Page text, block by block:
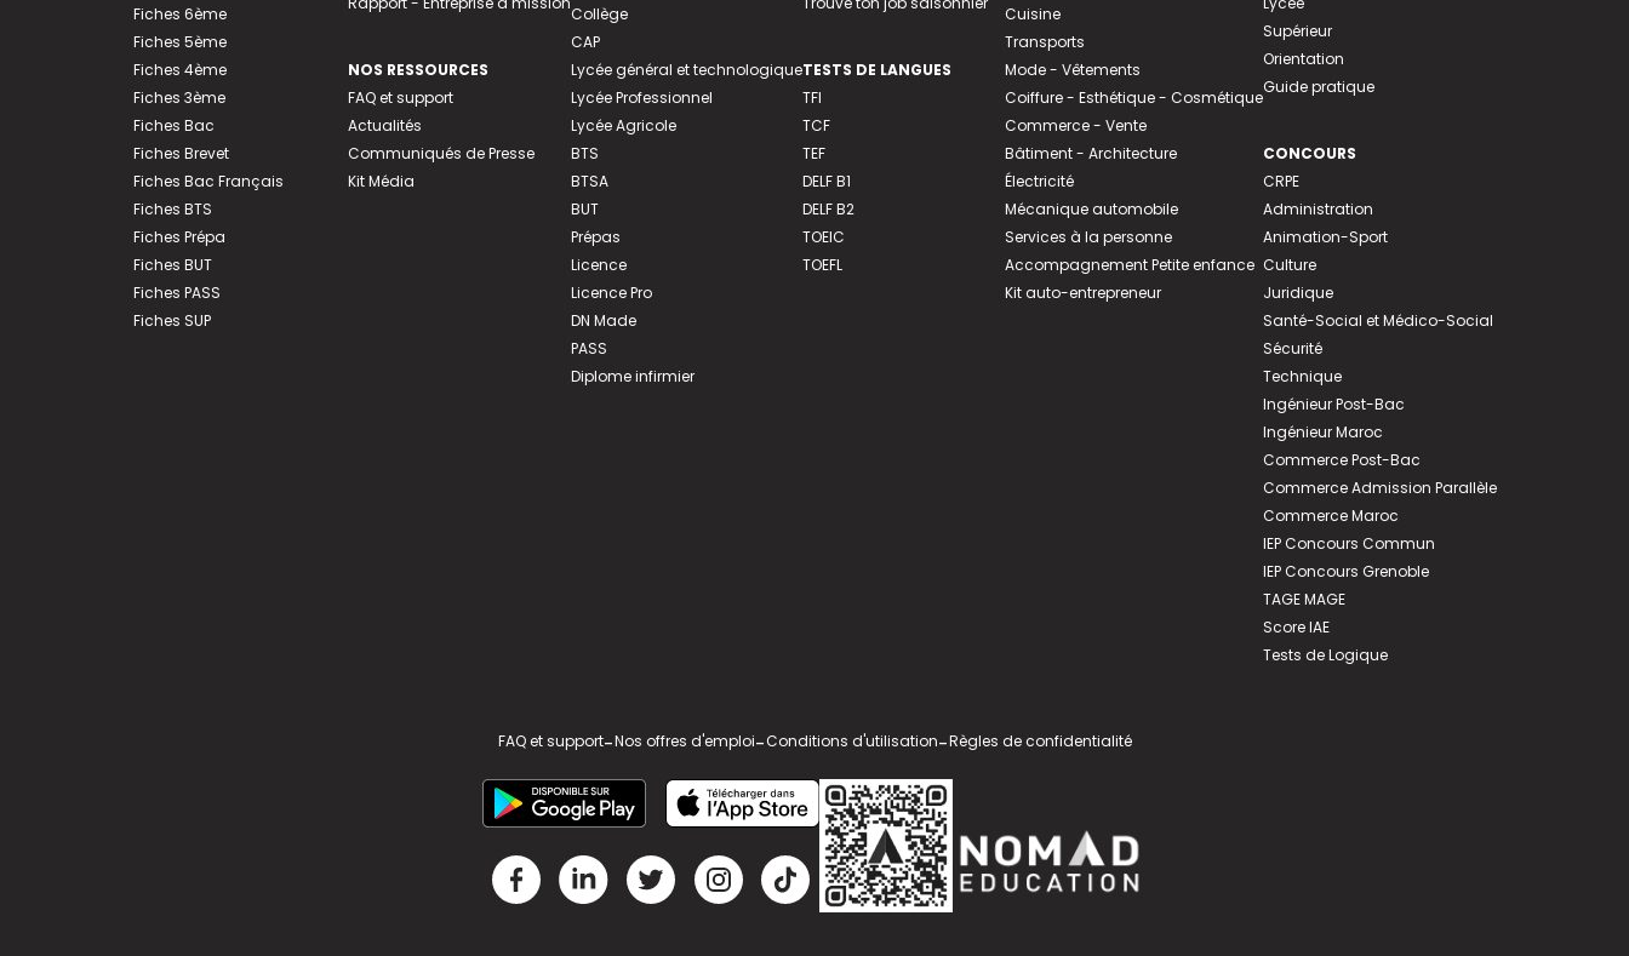
Fiches 6ème
Fiches 5ème
Fiches 4ème
Fiches 3ème
Fiches Bac
Fiches Brevet
Fiches Bac Français
Fiches BTS
Fiches Prépa
Fiches BUT
Fiches PASS
Fiches SUP
NOS RESSOURCES
FAQ et support
Actualités
Communiqués de Presse
Kit Média
Collège
CAP
Lycée général et technologique
Lycée Professionnel
Lycée Agricole
BTS
BTSA
BUT
Prépas
Licence
Licence Pro
DN Made
PASS
Diplome infirmier
TESTS DE LANGUES
TFI
TCF
TEF
DELF B1
DELF B2
TOEIC
TOEFL
Cuisine
Transports
Mode - Vêtements
Coiffure - Esthétique - Cosmétique
Commerce - Vente
Bâtiment - Architecture
Électricité
Mécanique automobile
Services à la personne
Accompagnement Petite enfance
Kit auto-entrepreneur
Supérieur
Orientation
Guide pratique
CONCOURS
CRPE
Administration
Animation-Sport
Culture
Juridique
Santé-Social et Médico-Social
Sécurité
Technique
Ingénieur Post-Bac
Ingénieur Maroc
Commerce Post-Bac
Commerce Admission Parallèle
Commerce Maroc
IEP Concours Commun
IEP Concours Grenoble
TAGE MAGE
Score IAE
Tests de Logique
FAQ et support-Nos offres d'emploi-Conditions d'utilisation-Règles de confidentialité